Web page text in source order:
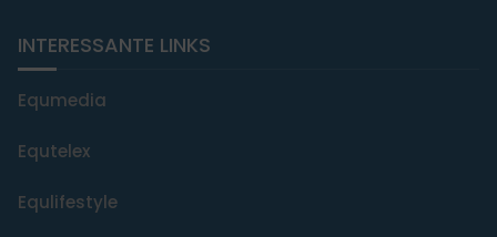
INTERESSANTE LINKS
Equmedia
Equtelex
Equlifestyle